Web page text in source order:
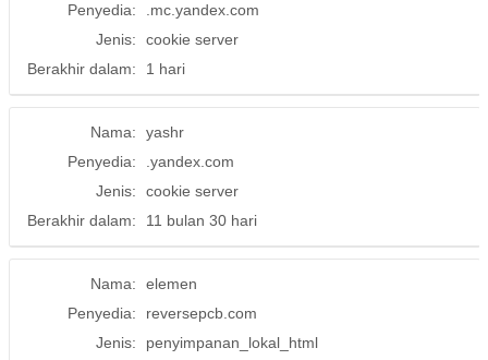
Penyedia:
.mc.yandex.com
Jenis:
cookie server
Berakhir dalam:
1 hari
Nama:
yashr
Penyedia:
.yandex.com
Jenis:
cookie server
Berakhir dalam:
11 bulan 30 hari
Nama:
elemen
Penyedia:
reversepcb.com
Jenis:
penyimpanan_lokal_html